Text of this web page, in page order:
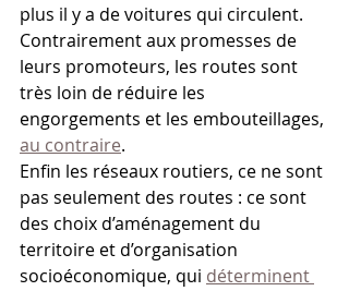
plus il y a de voitures qui circulent.
Contrairement aux promesses de
leurs promoteurs, les routes sont
très loin de réduire les
engorgements et les embouteillages,
au contraire.
Enfin les réseaux routiers, ce ne sont
pas seulement des routes : ce sont
des choix d’aménagement du
territoire et d’organisation
socioéconomique, qui déterminent